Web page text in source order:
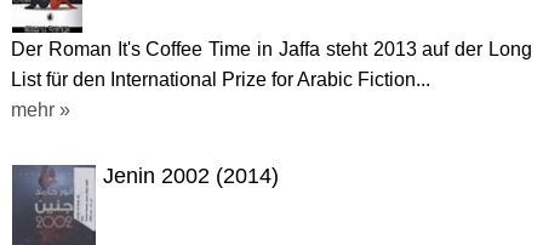
Der Roman It's Coffee Time in Jaffa steht 2013 auf der Long
List für den International Prize for Arabic Fiction...
mehr »
Jenin 2002 (2014)